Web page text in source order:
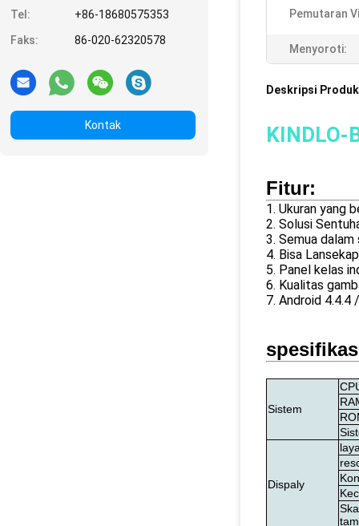
Tel:
+86-18680575353
Faks:
86-020-62320578
Kontak
Pemutaran
Menyoroti:
Deskripsi Produk
KINDLO-
Fitur:
1. Ukuran yang
2. Solusi
3. Semua
4. Bisa
5. Panel kelas
6. Kualitas
7. Android
Sistem
Dispaly